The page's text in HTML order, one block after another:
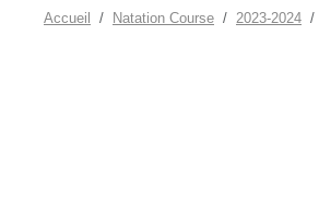
Accueil Natation Course 2023-2024